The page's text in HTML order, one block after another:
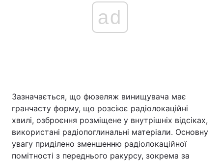
ad
Зазначається, що фюзеляж винищувача має
гранчасту форму, що розсіює радіолокаційні
хвилі, озброєння розміщене у внутрішніх відсіках,
використані радіопоглинальні матеріали. Основну
увагу приділено зменшенню радіолокаційної
помітності з переднього ракурсу, зокрема за